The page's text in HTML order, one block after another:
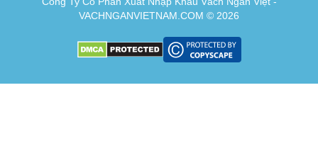
VACHNGANVIETNAM.COM © 2026